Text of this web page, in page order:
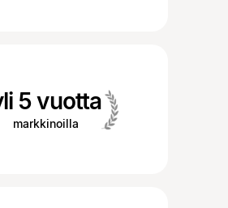
5 vuotta
markkinoilla